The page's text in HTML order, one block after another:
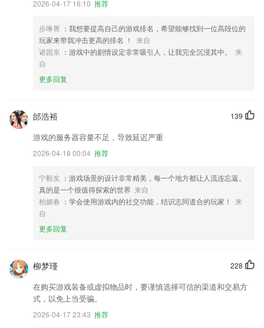
2026-04-17 16:10 推荐
步琳菁 ：我想要提高自己的游戏排名，希望能够找到一位高段位的
玩家来带我冲击更高的排名 ！
来自
诸园东 ：游戏中的剧情设定非常吸引人，让我完全沉浸其中。
来
自
更多回复
139
邰浩裕
游戏的服务器容量不足，导致延迟严重
2026-04-18 00:04 推荐
宁毅友 ：游戏场景的设计非常精美，每一个地方都让人流连忘返。
真的是一个很值得探索的世界 来自
柏媚春 ：学会使用游戏内的社交功能，结识志同道合的玩家！
来
自
更多回复
228
柳梦瑾
在购买游戏装备或虚拟物品时，要谨慎选择可信的渠道和交易方
式，以免上当受骗。
2026-04-17 23:43 推荐